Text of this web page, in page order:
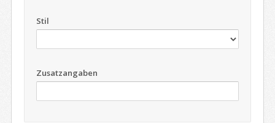
Stil
Zusatzangaben